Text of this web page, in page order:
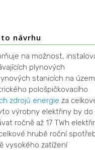
návrhu
na možnost,
plynových
stanicích na
pološpičkovacího
zdrojů energie za
výrobny elektřiny by do
ročně až 17 TWh
hrubé roční
vysokého zatížení